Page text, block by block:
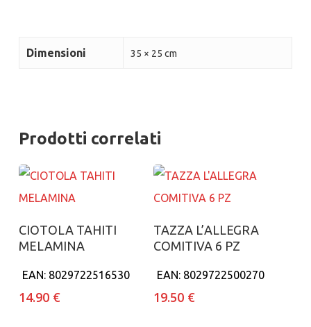
Dimensioni 35 × 25 cm
Prodotti correlati
Aggiungi al carrello
CIOTOLA TAHITI
MELAMINA
EAN: 8029722516530
14.90 €
Aggiungi al carrello
TAZZA L’ALLEGRA
COMITIVA 6 PZ
EAN: 8029722500270
19.50 €